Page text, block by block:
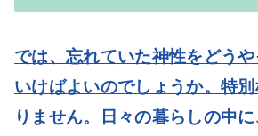
では、忘れていた神性をどう
いけばよいのでしょうか。特
りません。日々の暮らしの中